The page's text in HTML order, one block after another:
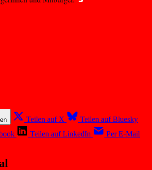
Teilen auf X
Teilen auf Bluesky
Teilen auf LinkedIn
Per E-Mail